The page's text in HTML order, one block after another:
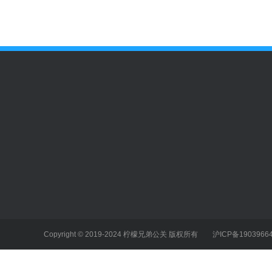
成都公关公司
企业事故
名誉人格侵权
Copyright © 2019-2024 柠檬兄弟公关 版权所有 沪ICP备